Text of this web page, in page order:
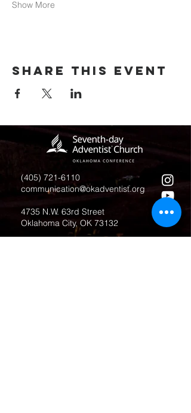
Show More
Share this event
(405) 721-6110
communication@okadventist.org
4735 N.W. 63rd Street
Oklahoma City, OK 73132